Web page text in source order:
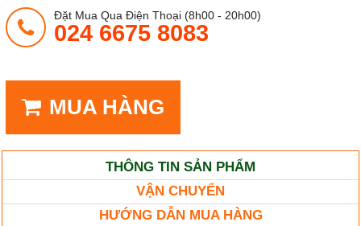
Đặt Mua Qua Điện Thoại (8h00 - 20h00)
024 6675 8083
MUA HÀNG
THÔNG TIN SẢN PHẨM
VẬN CHUYỂN
HƯỚNG DẪN MUA HÀNG